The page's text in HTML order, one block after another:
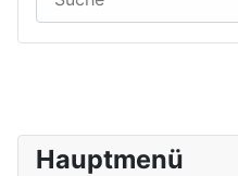
Hauptmenü